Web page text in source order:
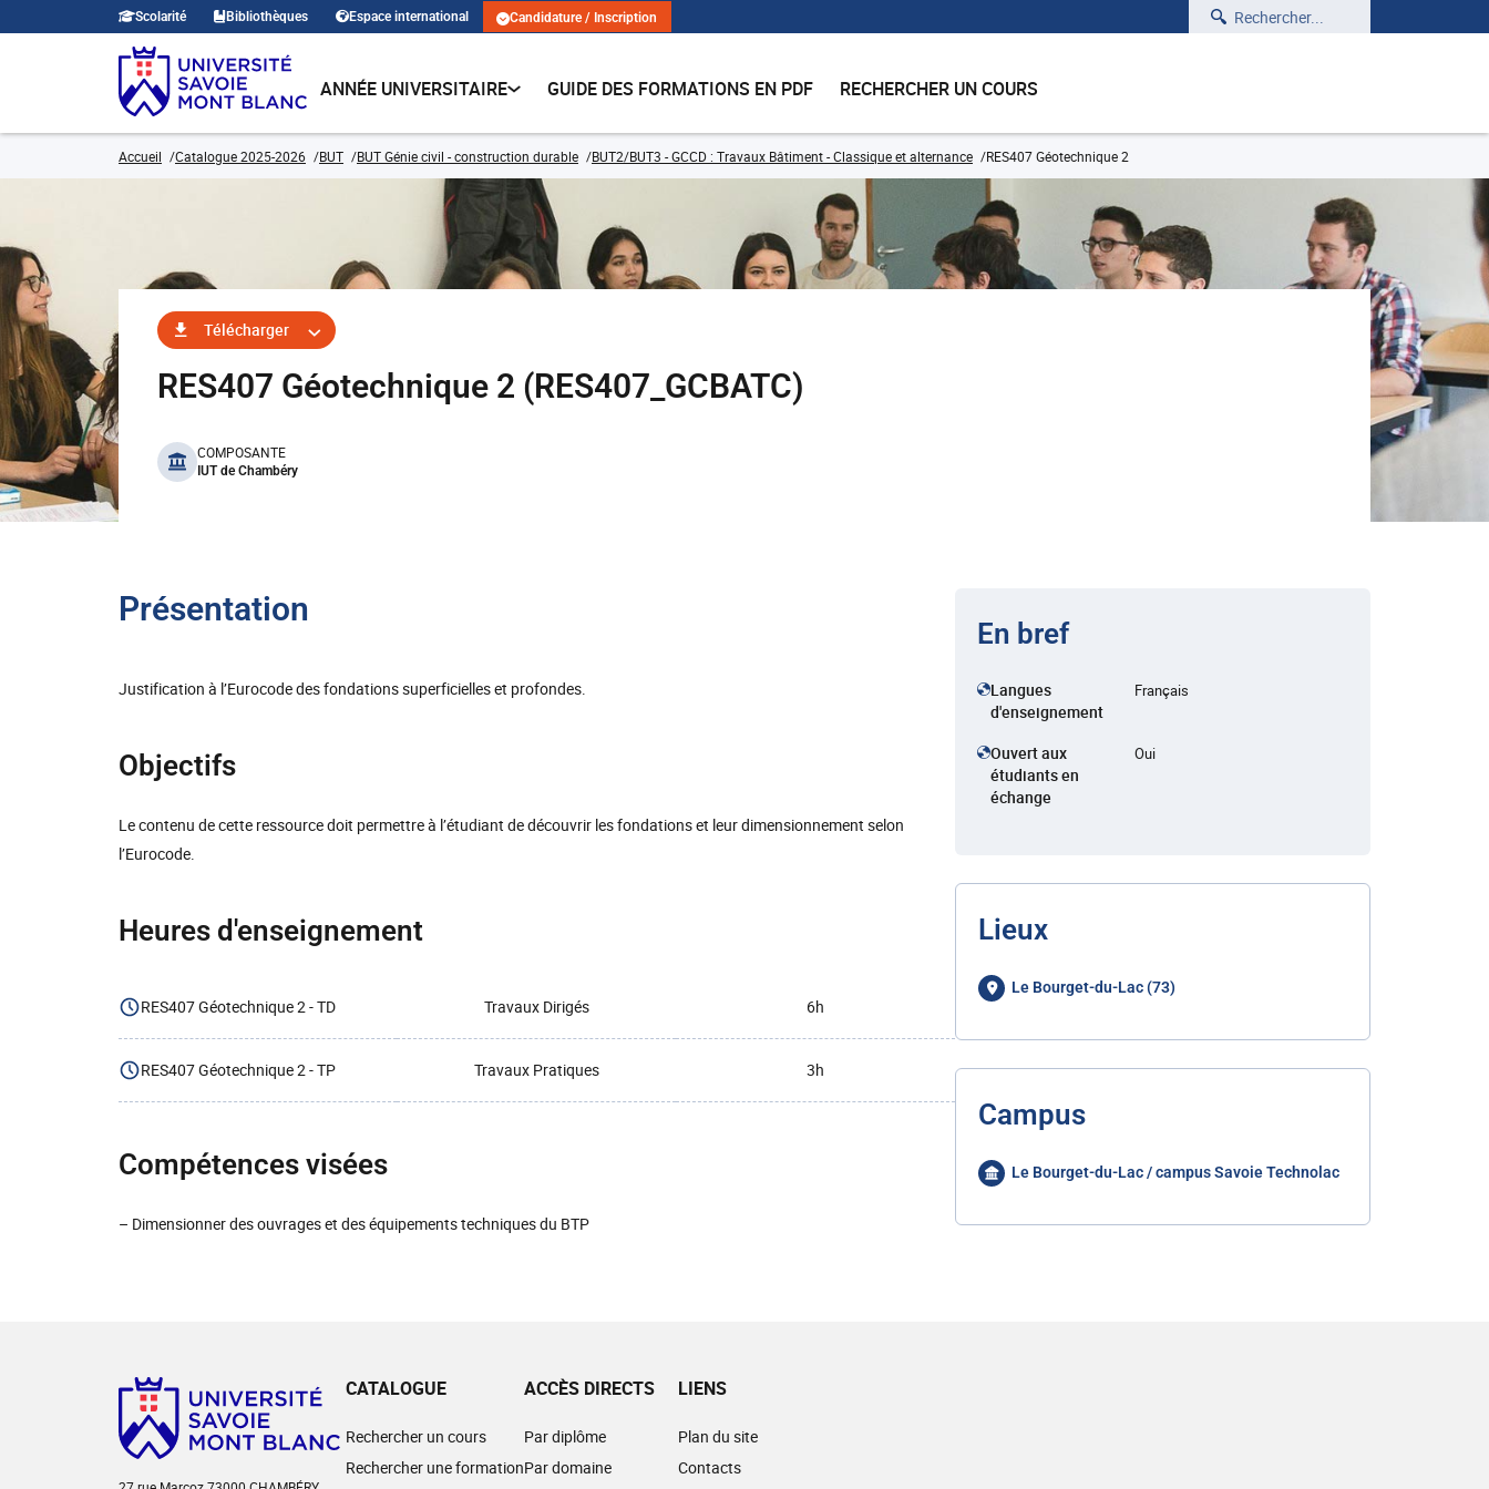
Scolarité Bibliothèques Espace international Candidature / Inscription Rechercher
ANNÉE UNIVERSITAIRE GUIDE DES FORMATIONS EN PDF RECHERCHER UN COURS
Accueil Catalogue 2025-2026 BUT BUT Génie civil - construction durable BUT2/BUT3 - GCCD : Travaux Bâtiment - Classique et alternance RES407 Géotechnique 2
Télécharger
RES407 Géotechnique 2 (RES407_GCBATC)
benefits
COMPOSANTE
IUT de Chambéry
Présentation
Justification à l’Eurocode des fondations superficielles et profondes.
Objectifs
Le contenu de cette ressource doit permettre à l’étudiant de découvrir les fondations et leur dimensionnement selon
l’Eurocode.
Heures d'enseignement
RES407 Géotechnique 2 - TD Travaux Dirigés 6h
RES407 Géotechnique 2 - TP Travaux Pratiques 3h
Compétences visées
– Dimensionner des ouvrages et des équipements techniques du BTP
En bref
Langues
d'enseignement
Français
Ouvert aux
étudiants en
échange
Oui
Lieux
Le Bourget-du-Lac (73)
Campus
Le Bourget-du-Lac / campus Savoie Technolac
CATALOGUE
Rechercher un cours
Rechercher une formation
ACCÈS DIRECTS
Par diplôme
Par domaine
LIENS
Plan du site
Contacts